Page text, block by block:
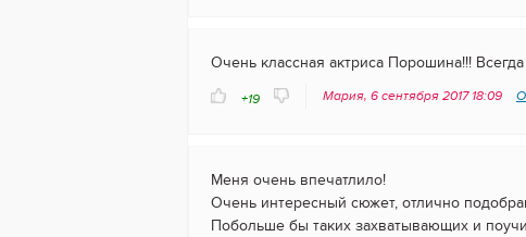
Очень классная актриса Порошина!!!
+19 Мария, 6 сентября 2017 18:09
Меня очень впечатлило!
Очень интересный сюжет, отлично
Побольше бы таких захватывающих и